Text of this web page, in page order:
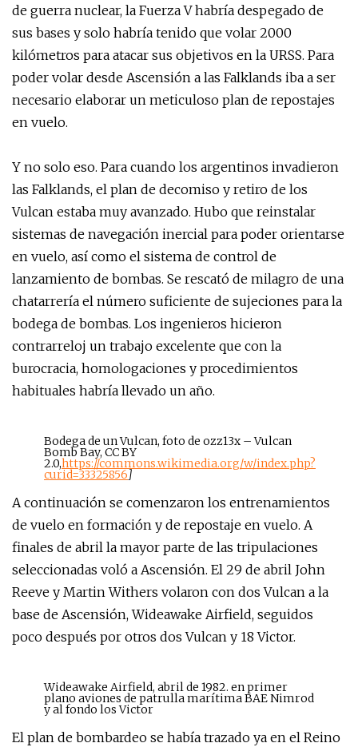
de guerra nuclear, la Fuerza V habría despegado de
sus bases y solo habría tenido que volar 2000
kilómetros para atacar sus objetivos en la URSS. Para
poder volar desde Ascensión a las Falklands iba a ser
necesario elaborar un meticuloso plan de repostajes
en vuelo.
Y no solo eso. Para cuando los argentinos invadieron
las Falklands, el plan de decomiso y retiro de los
Vulcan estaba muy avanzado. Hubo que reinstalar
sistemas de navegación inercial para poder orientarse
en vuelo, así como el sistema de control de
lanzamiento de bombas. Se rescató de milagro de una
chatarrería el número suficiente de sujeciones para la
bodega de bombas. Los ingenieros hicieron
contrarreloj un trabajo excelente que con la
burocracia, homologaciones y procedimientos
habituales habría llevado un año.
Bodega de un Vulcan, foto de ozz13x – Vulcan
Bomb Bay, CC BY
2.0,https://commons.wikimedia.org/w/index.php?
curid=33325856]
A continuación se comenzaron los entrenamientos
de vuelo en formación y de repostaje en vuelo. A
finales de abril la mayor parte de las tripulaciones
seleccionadas voló a Ascensión. El 29 de abril John
Reeve y Martin Withers volaron con dos Vulcan a la
base de Ascensión, Wideawake Airfield, seguidos
poco después por otros dos Vulcan y 18 Victor.
Wideawake Airfield, abril de 1982. en primer
plano aviones de patrulla marítima BAE Nimrod
y al fondo los Victor
El plan de bombardeo se había trazado ya en el Reino